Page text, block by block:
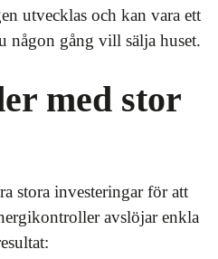
utvecklas och kan vara ett
någon gång vill sälja huset.
med stor
stora investeringar för att
avslöjar enkla